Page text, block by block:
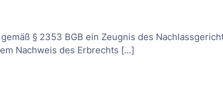
§ 2353 BGB ein Zeugnis des
Nachweis des Erbrechts [...]